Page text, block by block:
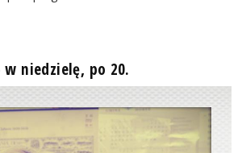
niedzielę, po 20.